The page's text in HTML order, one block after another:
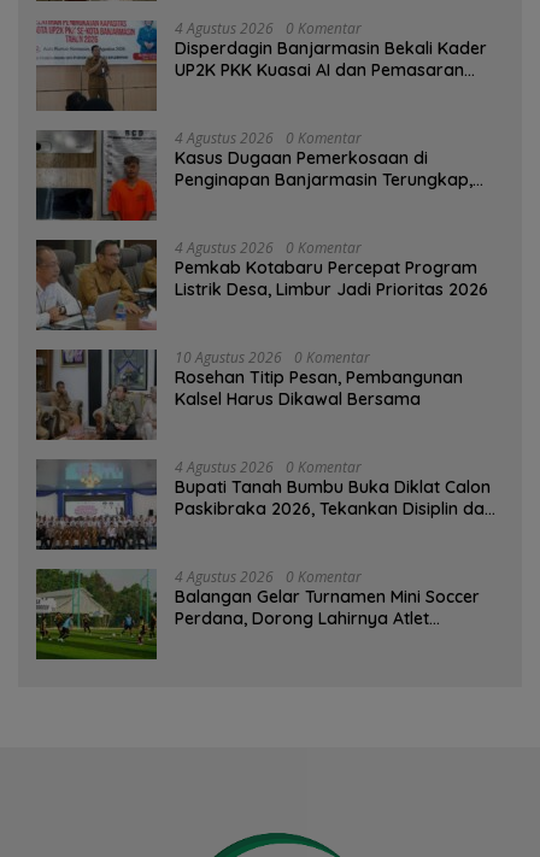
4 Agustus 2026 0 Komentar
Disperdagin Banjarmasin Bekali Kader
UP2K PKK Kuasai AI dan Pemasaran
4 Agustus 2026 0 Komentar
Kasus Dugaan Pemerkosaan di
Penginapan Banjarmasin Terungkap,
4 Agustus 2026 0 Komentar
Pemkab Kotabaru Percepat Program
Listrik Desa, Limbur Jadi Prioritas 2026
10 Agustus 2026 0 Komentar
Rosehan Titip Pesan, Pembangunan
Kalsel Harus Dikawal Bersama
4 Agustus 2026 0 Komentar
Bupati Tanah Bumbu Buka Diklat Calon
Paskibraka 2026, Tekankan Disiplin dan
4 Agustus 2026 0 Komentar
Balangan Gelar Turnamen Mini Soccer
Perdana, Dorong Lahirnya Atlet